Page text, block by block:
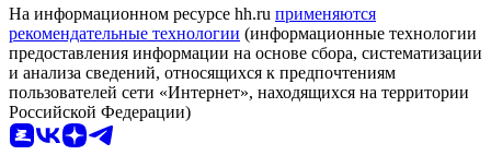
На информационном ресурсе hh.ru применяются
рекомендательные технологии (информационные технологии
предоставления информации на основе сбора, систематизации
и анализа сведений, относящихся к предпочтениям
пользователей сети «Интернет», находящихся на территории
Российской Федерации)